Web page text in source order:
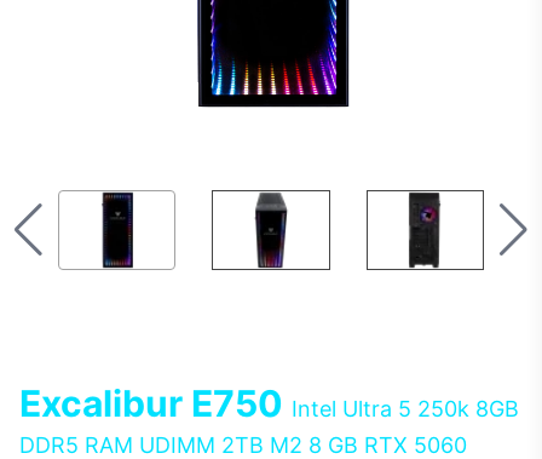
Excalibur E750 Intel Ultra 5 250k 8GB
DDR5 RAM UDIMM 2TB M2 8 GB RTX 5060